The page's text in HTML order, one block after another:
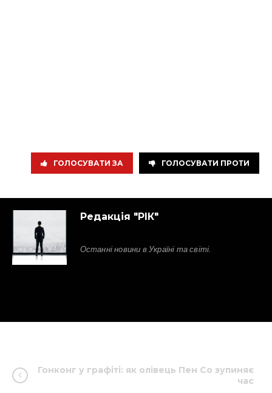
ГОЛОСУВАТИ ЗА ГОЛОСУВАТИ ПРОТИ
Редакція "РІК"
Останні новини в Україні та світі.
Гонконг у графіті: як олівець Пен Со зупиняє
час